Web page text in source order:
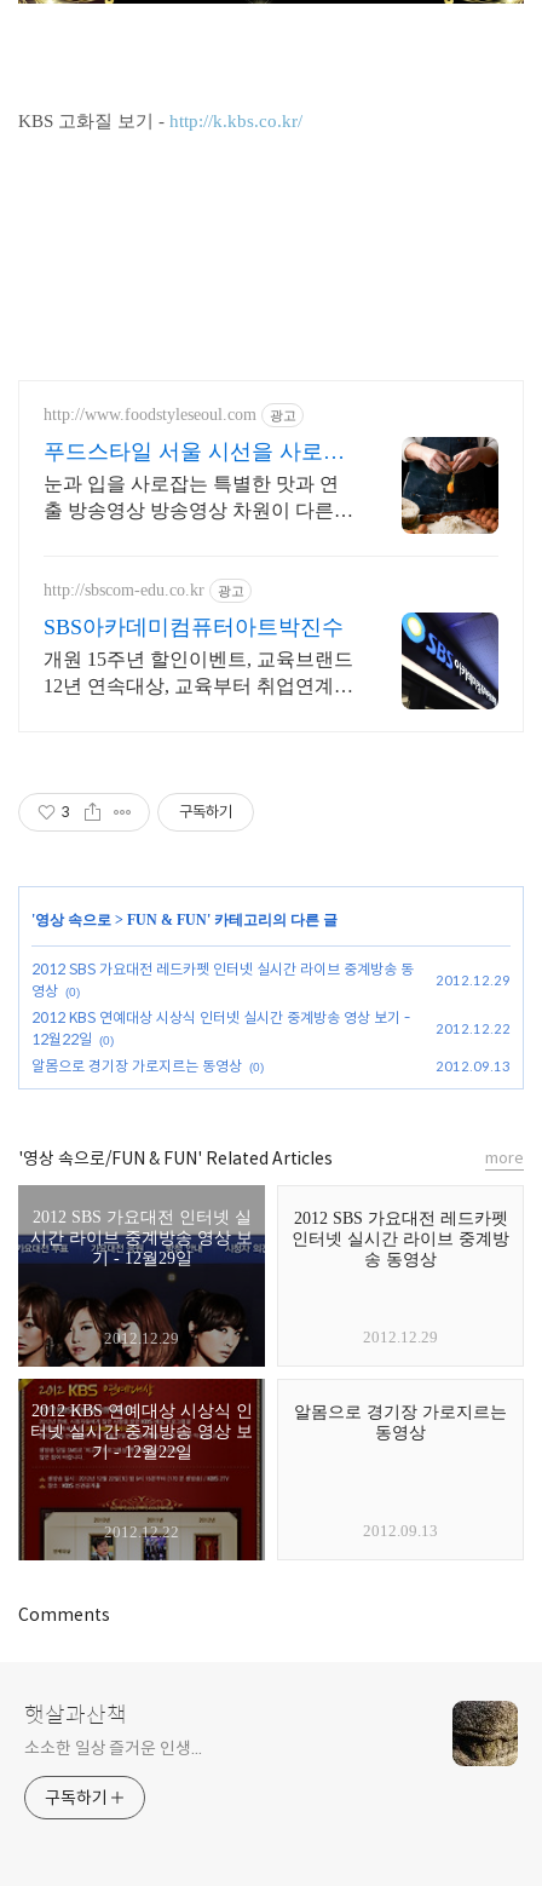
KBS 고화질 보기 - http://k.kbs.co.kr/
http://www.foodstyleseoul.com 광고
푸드스타일 서울 시선을 사로잡
는 푸드스타일링
눈과 입을 사로잡는 특별한 맛과 연
출 방송영상 방송영상 차원이 다른
http://sbscom-edu.co.kr 광고
SBS아카데미컴퓨터아트박진수
개원 15주년 할인이벤트, 교육브랜드
12년 연속대상, 교육부터 취업연계까
3 구독하기
'영상 속으로 > FUN & FUN' 카테고리의 다른 글
2012 SBS 가요대전 레드카펫 인터넷 실시간 라이브 중계방송 동
영상 (0)
2012.12.29
2012 KBS 연예대상 시상식 인터넷 실시간 중계방송 영상 보기 -
12월22일
(0)
2012.12.22
알몸으로 경기장 가로지르는 동영상 (0) 2012.09.13
'영상 속으로/FUN & FUN' Related Articles
2012 SBS 가요대전 인터넷 실
시간 라이브 중계방송 영상 보
기 - 12월29일
2012.12.29
2012 SBS 가요대전 레드카펫
인터넷 실시간 라이브 중계방
송 동영상
2012.12.29
2012 KBS 연예대상 시상식 인
터넷 실시간 중계방송 영상 보
기 - 12월22일
2012.12.22
알몸으로 경기장 가로지르는
동영상
2012.09.13
more
Comments
햇살과산책
소소한 일상 즐거운 인생...
구독하기